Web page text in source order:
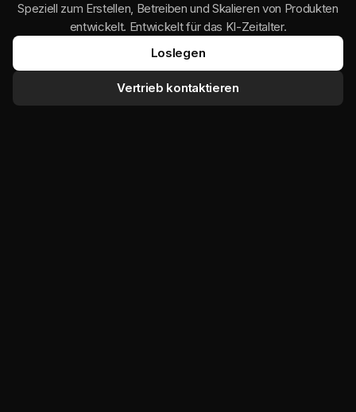
Speziell zum Erstellen, Betreiben und Skalieren von Produkten
entwickelt. Entwickelt für das KI-Zeitalter.
Loslegen
Vertrieb kontaktieren